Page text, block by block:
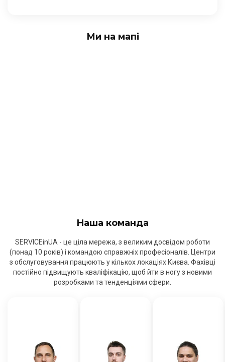
Ми на мапі
Наша команда
SERVICEinUA - це ціла мережа, з великим досвідом роботи
(понад 10 років) і командою справжніх професіоналів. Центри
з обслуговування працюють у кількох локаціях Києва. Фахівці
постійно підвищують кваліфікацію, щоб йти в ногу з новими
розробками та тенденціями сфери.